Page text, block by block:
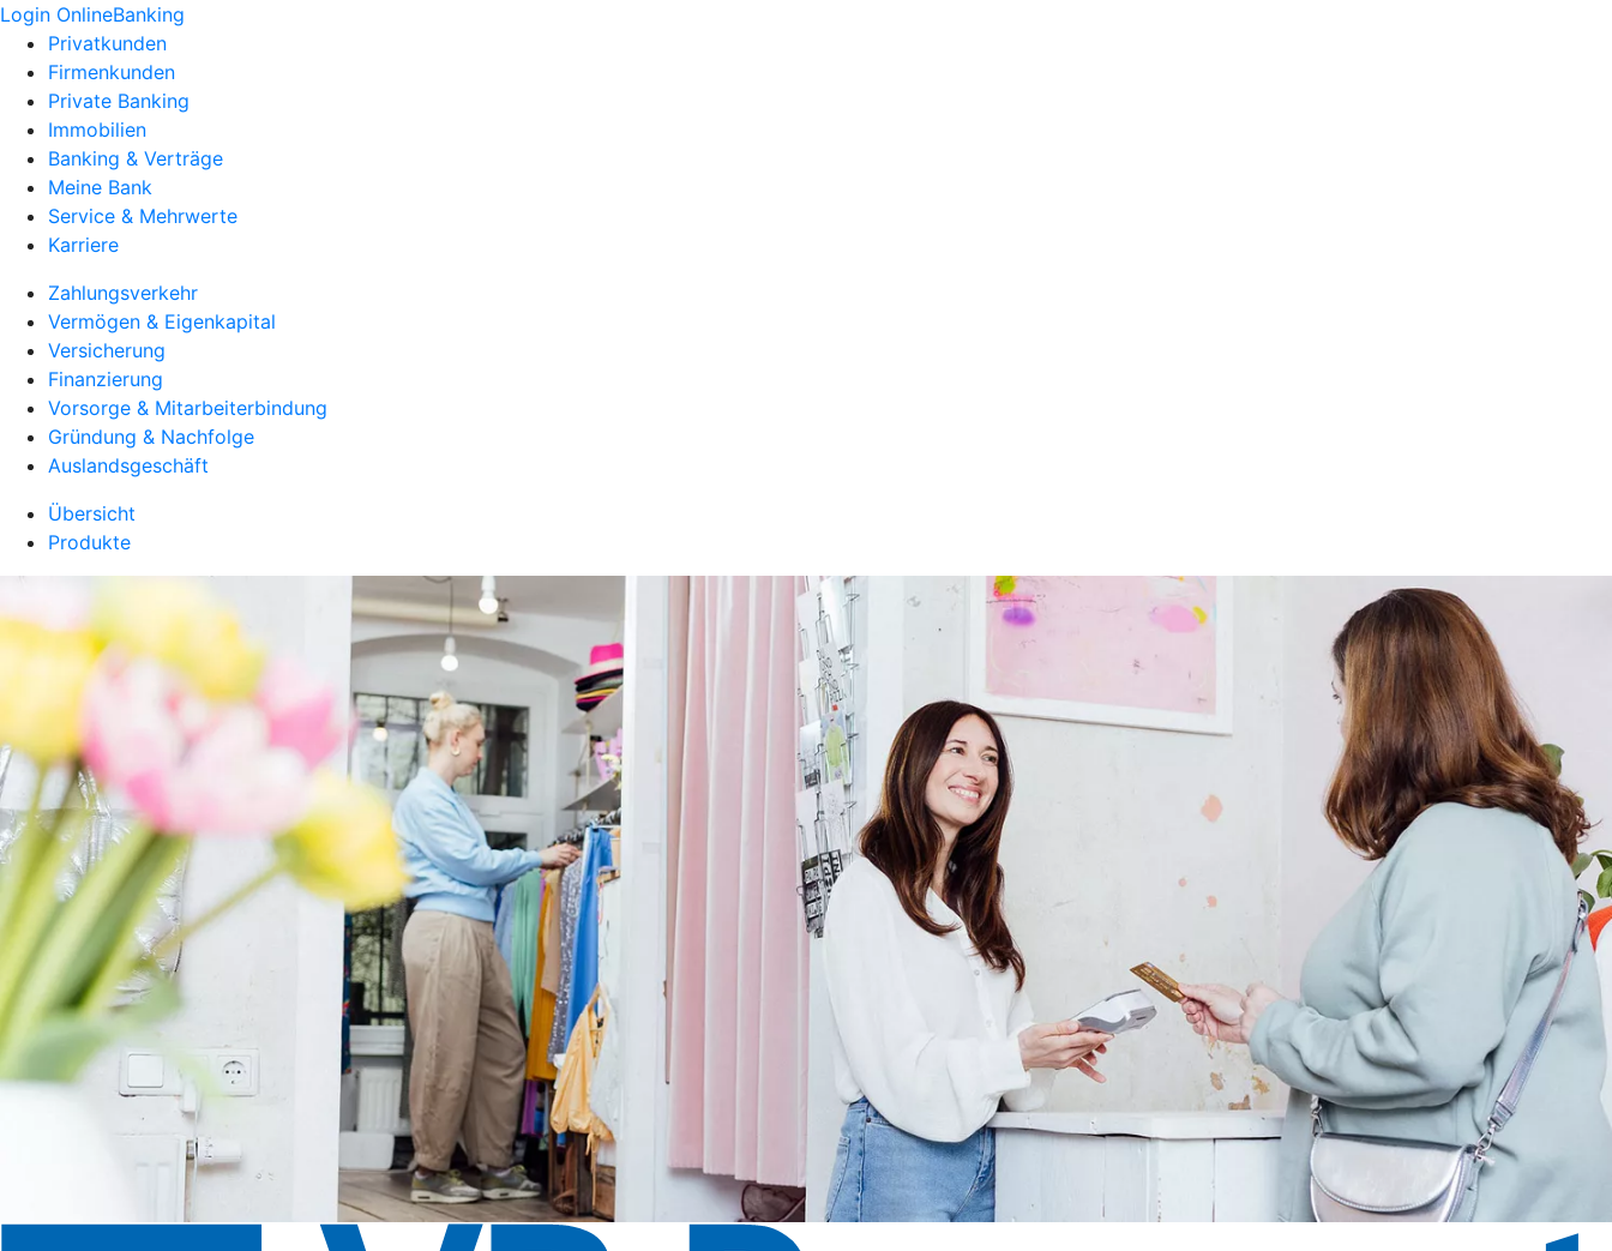
Login OnlineBanking
Privatkunden
Firmenkunden
Private Banking
Immobilien
Banking & Verträge
Meine Bank
Service & Mehrwerte
Karriere
Zahlungsverkehr
Vermögen & Eigenkapital
Versicherung
Finanzierung
Vorsorge & Mitarbeiterbindung
Gründung & Nachfolge
Auslandsgeschäft
Übersicht
Produkte